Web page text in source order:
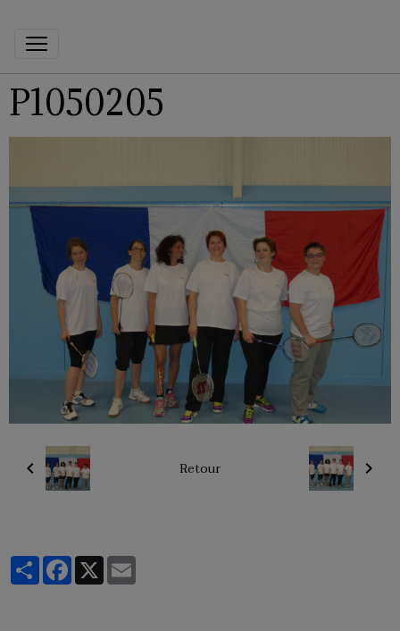
P1050205
Retour
PartagerFacebook
X